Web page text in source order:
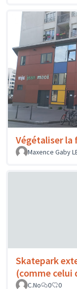
Végétaliser la
Maxence Gaby
Skatepark
(comme celui
C.No
0 0